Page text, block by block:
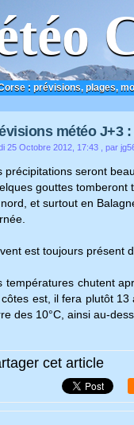
: prévisions, plages,
météo J+3 :
25 Octobre 2012, 17:43 , par
précipitations seront
gouttes tomberont
et surtout en
est toujours présent
températures chutent
côtes est, il fera plutôt
des 10°C, ainsi au-
cet article